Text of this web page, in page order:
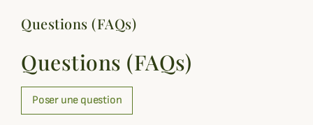
Questions (FAQs)
Questions (FAQs)
Poser une question